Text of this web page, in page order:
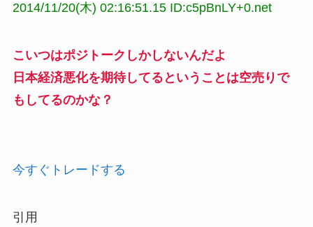
2014/11/20(木) 02:16:51.15 ID:c5pBnLY+0.net
こいつはポジトークしかしないんだよ
日本経済悪化を期待してるということは空売りで
もしてるのかな？
今すぐトレードする
引用